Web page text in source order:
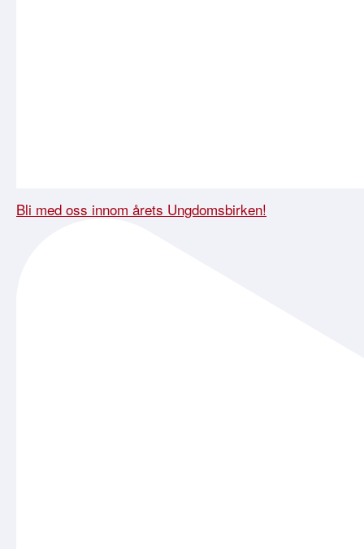
Bli med oss innom årets Ungdomsbirken!